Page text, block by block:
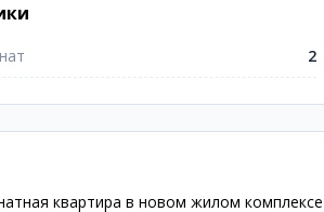
2
квартира в новом жилом